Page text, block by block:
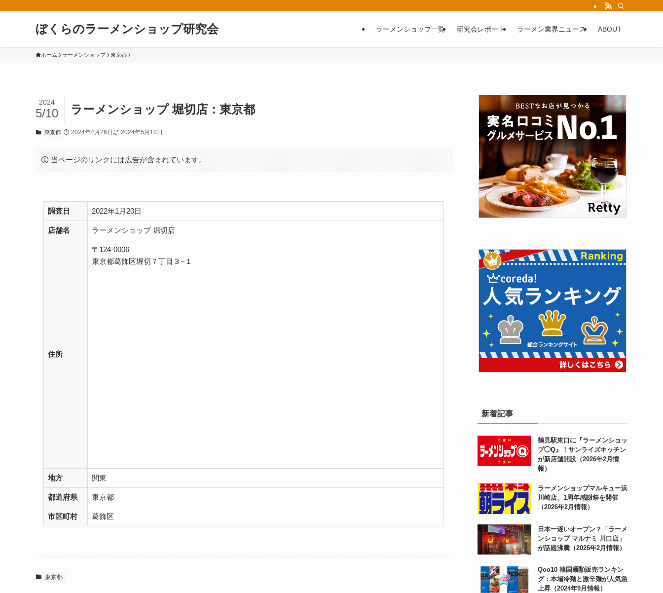
ぼくらのラーメンショップ研究会 ラーメンショップ一覧 研究会レポート ラーメン業界ニュース ABOUT
ホーム ラーメンショップ 東京都
ラーメンショップ 堀切店：東京都
2024
5/10
東京都 2024年4月26日 2024年5月10日
当ページのリンクには広告が含まれています。
調査日 2022年1月20日
店舗名 ラーメンショップ 堀切店
住所
〒124-0006
東京都葛飾区堀切７丁目３−１
地方 関東
都道府県 東京都
市区町村 葛飾区
東京都
新着記事
鶴見駅東口に『ラーメンショッ
プ◯Q』！サンライズキッチン
が新店舗開設（2026年2月情
報）
ラーメンショップマルキュー浜
川崎店、1周年感謝祭を開催
（2026年2月情報）
日本一遅いオープン？「ラーメ
ンショップ マルナミ 川口店」
が話題沸騰（2026年2月情報）
Qoo10 韓国麺類販売ランキン
グ：本場冷麺と激辛麺が人気急
上昇（2024年9月情報）